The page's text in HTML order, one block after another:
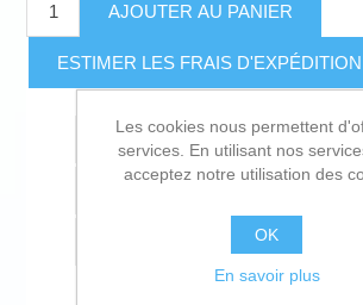
AJOUTER AU PANIER
ESTIMER LES FRAIS D'EXPÉDITION
Ajouter à la liste de souhait
Les cookies nous permettent
services. En utilisant nos
acceptez notre utilisation des
OK
En savoir plus